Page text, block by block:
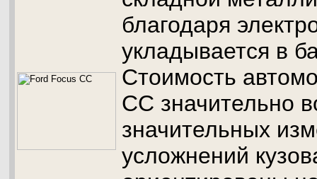
благодаря
укладывается в
Стоимость
CC значительно
значительных
усложнений